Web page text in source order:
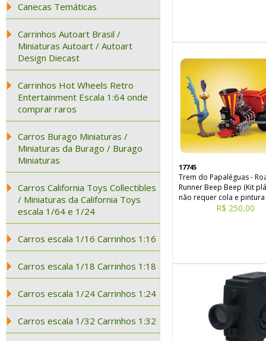
Canecas Temáticas
Carrinhos Autoart Brasil /
Miniaturas Autoart / Autoart
Design Diecast
Carrinhos Hot Wheels Retro
Entertainment Escala 1:64 onde
comprar raros
Carros Burago Miniaturas /
Miniaturas da Burago / Burago
Miniaturas
Carros California Toys Collectibles
/ Miniaturas da California Toys
escala 1/64 e 1/24
Carros escala 1/16 Carrinhos 1:16
Carros escala 1/18 Carrinhos 1:18
Carros escala 1/24 Carrinhos 1:24
Carros escala 1/32 Carrinhos 1:32
17745
Trem do Papaléguas -
Runner Beep Beep (Kit
não requer cola e pintura
R$ 250,00